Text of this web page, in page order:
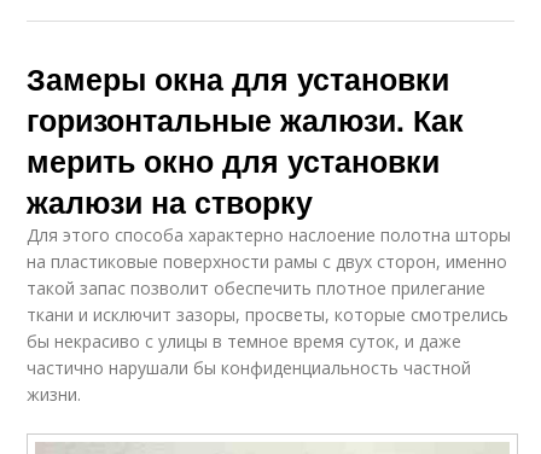
Замеры окна для установки
горизонтальные жалюзи. Как
мерить окно для установки
жалюзи на створку
Для этого способа характерно наслоение полотна шторы
на пластиковые поверхности рамы с двух сторон, именно
такой запас позволит обеспечить плотное прилегание
ткани и исключит зазоры, просветы, которые смотрелись
бы некрасиво с улицы в темное время суток, и даже
частично нарушали бы конфиденциальность частной
жизни.